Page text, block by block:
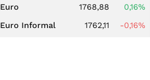
Euro
1768,88
0,16%
Euro Informal
1762,11 -0,16%